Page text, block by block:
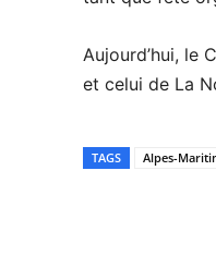
Aujourd’hui, le
et celui de La
TAGS Alpes-